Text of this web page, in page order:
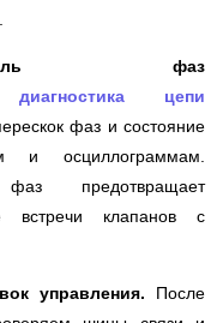
фаз
диагностика цепи
фаз и состояние
и осциллограммам.
фаз предотвращает
встречи клапанов с
управления. После